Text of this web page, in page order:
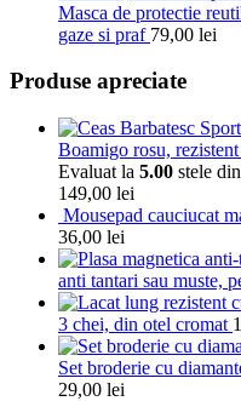
Masca de protectie
gaze si praf 79,00 lei
Produse apreciate
Boamigo rosu,
Evaluat la 5.00 stele
149,00 lei
Mousepad cauciucat
36,00 lei
anti tantari sau muste,
3 chei, din otel cromat
Set broderie cu
29,00 lei